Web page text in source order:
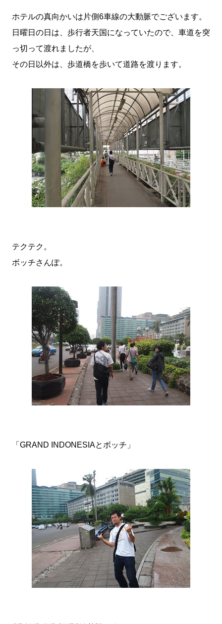
ホテルの真向かいは片側6車線の大動脈でございます。
日曜日の日は、歩行者天国になっていたので、車道を突
っ切って渡れましたが、
その日以外は、歩道橋を歩いて道路を渡ります。
テクテク。
ボッチさんぽ。
「GRAND INDONESIAとボッチ」